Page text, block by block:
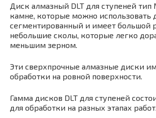
Диск алмазный DLT для ступеней тип
камне, которые можно использовать
сегментированный и имеет большой
небольшие сколы, которые легко
меньшим зерном.
Эти сверхпрочные алмазные диски
обработки на ровной поверхности.
Гамма дисков DLT для ступеней
для обработки на разных этапах работ.